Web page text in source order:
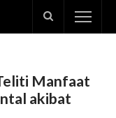
Manfaat
akibat